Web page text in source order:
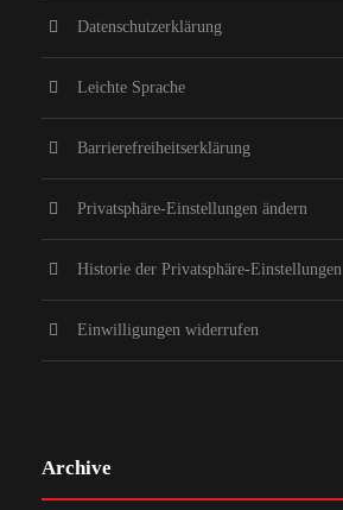
Datenschutzerklärung
Leichte Sprache
Barrierefreiheitserklärung
Privatsphäre-Einstellungen ändern
Historie der Privatsphäre-Einstellungen
Einwilligungen widerrufen
Archive